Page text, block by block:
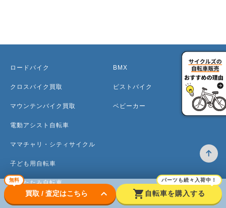
無料
買取 / 査定はこちら keyboard_arrow_down shopping_cart
パーツも続々入荷中！
自転車を購入する
ロードバイク
クロスバイク買取
マウンテンバイク買取
電動アシスト自転車
ママチャリ・シティサイクル
子ども用自転車
折りたたみ自転車
ミニベロ
BMX
ピストバイク
ベビーカー